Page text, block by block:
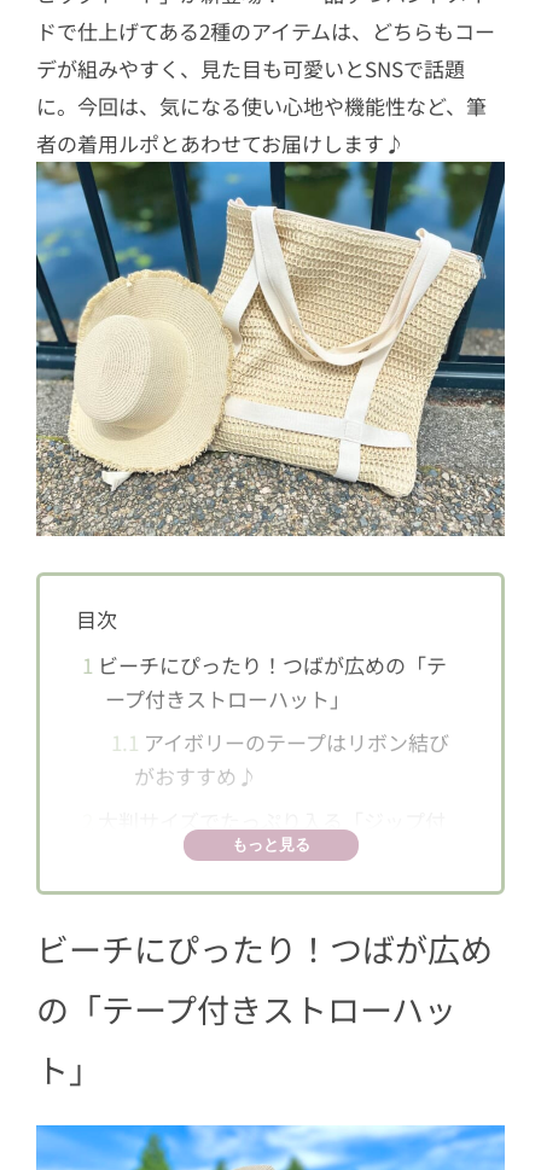
ドで仕上げてある2種のアイテムは、どちらもコー
デが組みやすく、見た目も可愛いとSNSで話題
に。今回は、気になる使い心地や機能性など、筆
者の着用ルポとあわせてお届けします♪
目次
1 ビーチにぴったり！つばが広めの「テ
ープ付きストローハット」
1.1 アイボリーのテープはリボン結び
がおすすめ♪
きビッグトート」
2.1夏コーデにプラスしやすいアイテ
ムだよ
ク収納
もっと見る
ビーチにぴったり！つばが広め
の「テープ付きストローハッ
ト」